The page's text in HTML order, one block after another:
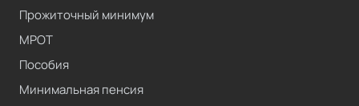
Прожиточный минимум
МРОТ
Пособия
Минимальная пенсия